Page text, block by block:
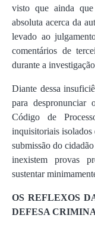
visto que ainda
absoluta acerca da
levado ao
comentários de
durante a
Diante dessa
para despronunciar
Código de
inquisitoriais isolados
submissão do
inexistem provas
sustentar
OS REFLEXOS
DEFESA